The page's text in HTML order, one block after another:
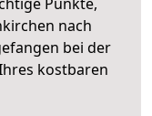
nach
bei der
kostbaren